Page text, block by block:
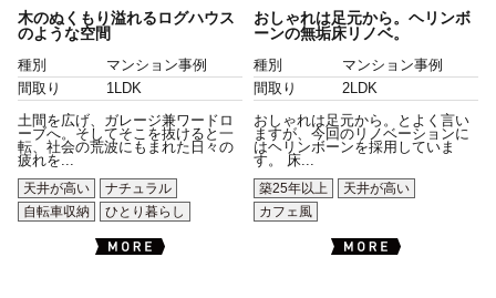
木のぬくもり溢れるログハウス
のような空間
種別
マンション事例
間取り
1LDK
土間を広げ、ガレージ兼ワードロ
ーブへ。そしてそこを抜けると一
転、社会の荒波にもまれた日々の
疲れを...
天井が高い
ナチュラル
自転車収納
ひとり暮らし
おしゃれは足元から。ヘリンボ
ーンの無垢床リノベ。
種別
マンション事例
間取り
2LDK
おしゃれは足元から。とよく言い
ますが、今回のリノベーションに
はヘリンボーンを採用していま
す。 床...
築25年以上
天井が高い
カフェ風